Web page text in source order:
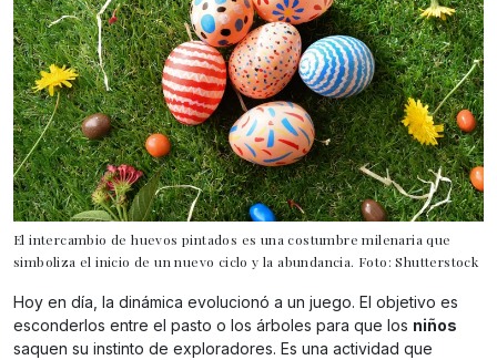
El intercambio de huevos pintados es una costumbre milenaria que
simboliza el inicio de un nuevo ciclo y la abundancia. Foto: Shutterstock
Hoy en día, la dinámica evolucionó a un juego. El objetivo es
esconderlos entre el pasto o los árboles para que los niños
saquen su instinto de exploradores. Es una actividad que